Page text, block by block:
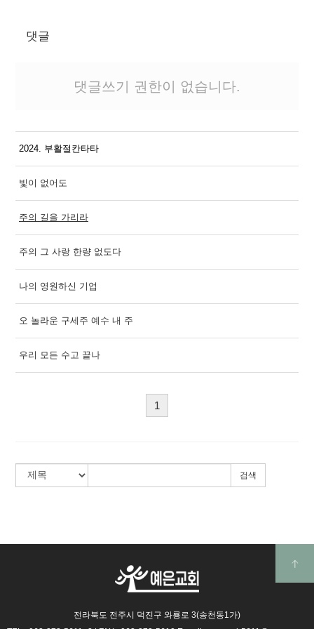
댓글
댓글쓰기 권한이 없습니다.
2024. 부활절칸타타
빛이 없어도
주의 길을 가리라
주의 그 사랑 한량 없도다
나의 영원하신 기업
오 놀라운 구세주 예수 내 주
우리 모든 수고 끝나
1
검색
전라북도 전주시 덕진구 와룡로 3(송천동1가)